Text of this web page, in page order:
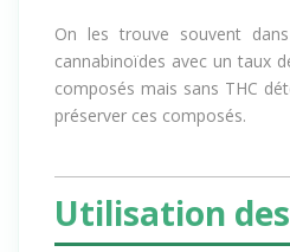
On les trouve souvent
cannabinoïdes avec un taux
composés mais sans THC
préserver ces composés.
Utilisation